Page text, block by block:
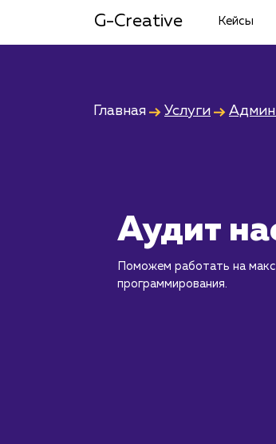
G-Creative Кейсы
Главная Услуги
Аудит
Поможем работать на
программирования.